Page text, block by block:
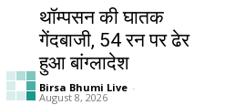
थॉम्पसन की घातक
गेंदबाजी, 54 रन पर ढेर
हुआ बांग्लादेश
Birsa Bhumi Live -
August 8, 2026